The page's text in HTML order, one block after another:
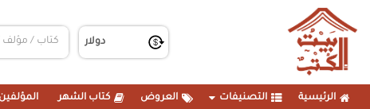
الرئيسية التصنيفات العروض كتاب الشهر المؤلفين